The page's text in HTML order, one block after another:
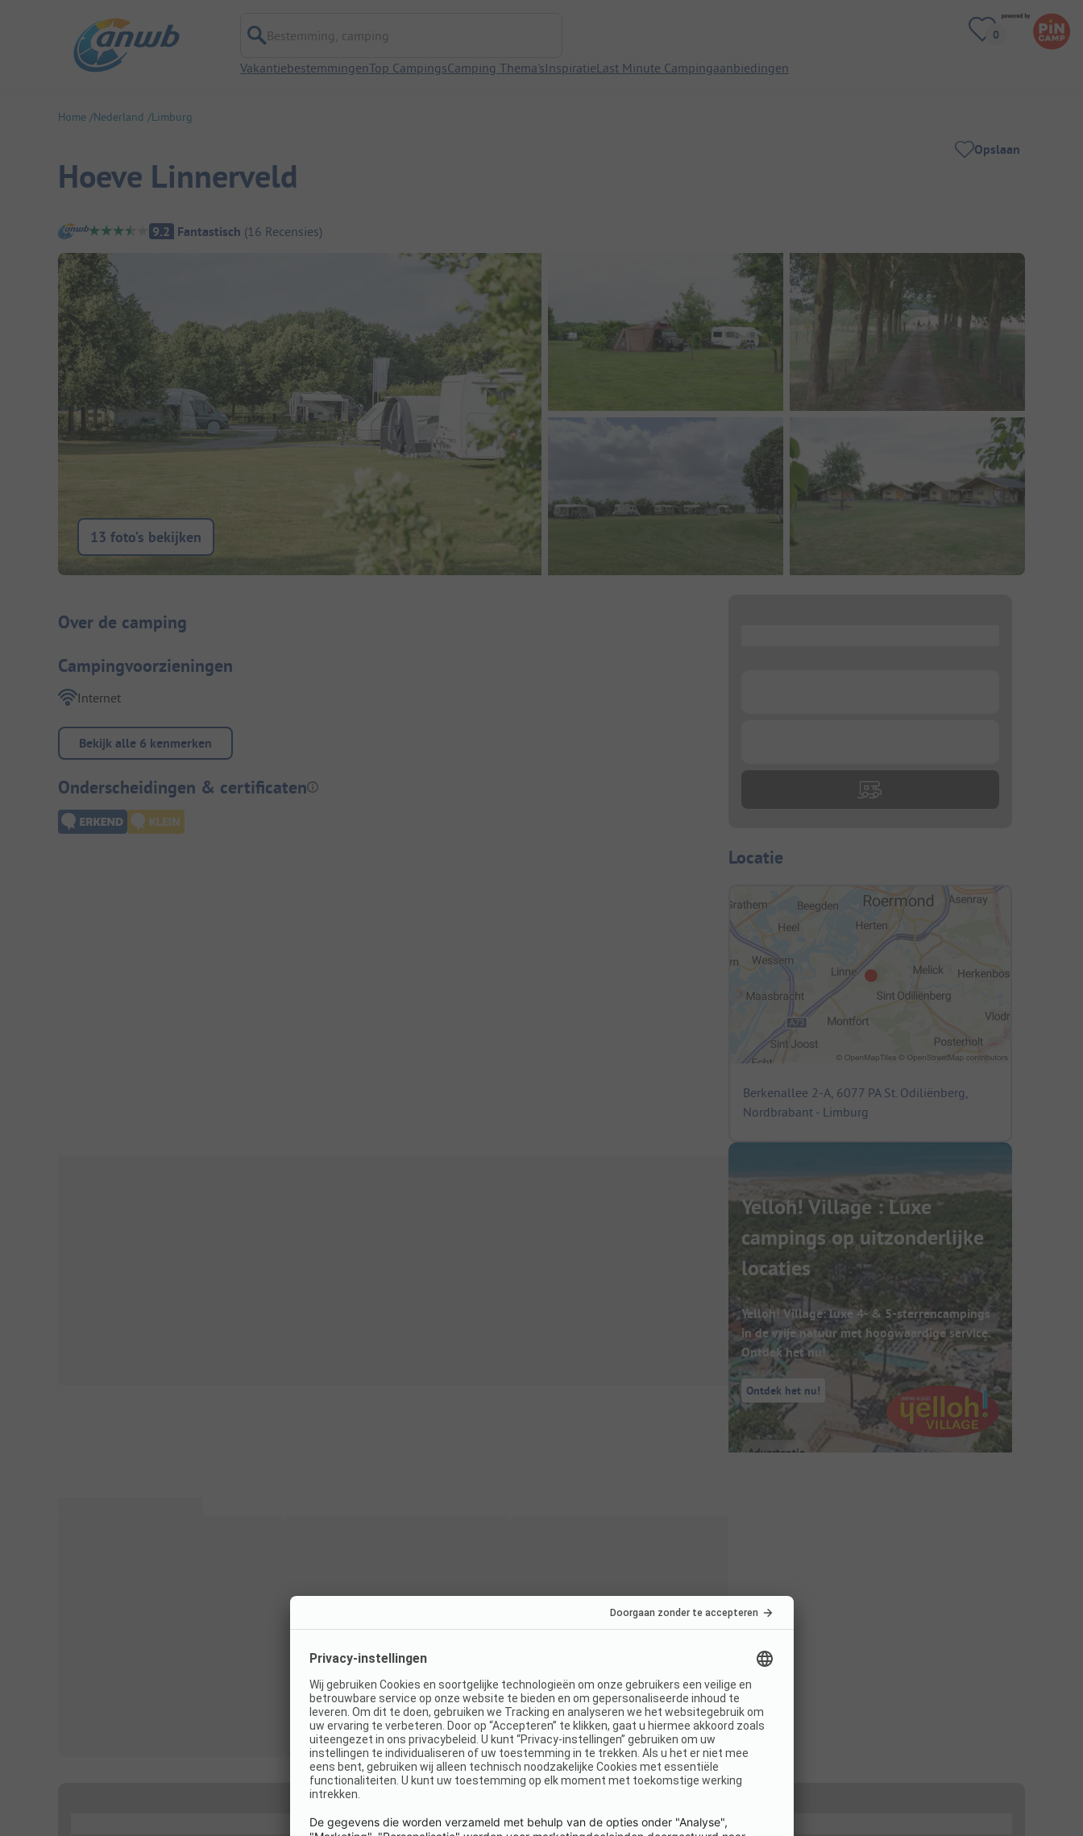
Bestemming, camping
VakantiebestemmingenTop CampingsCamping Thema'sInspiratieLast Minute Campingaanbiedingen
Home Nederland Limburg
Hoeve Linnerveld
Opslaan
Camping overzicht
9.2 Fantastisch (16 Recensies)
13 foto’s bekijken
Camping introductie
Over de camping
Campingvoorzieningen
Internet
Bekijk alle 6 kenmerken
Onderscheidingen & certificaten
Locatie
Berkenallee 2-A, 6077 PA St. Odiliënberg,
Nordbrabant - Limburg
Yelloh! Village : Luxe
campings op uitzonderlijke
locaties
Yelloh! Village: luxe 4- & 5-sterrencampings
in de vrije natuur met hoogwaardige service.
Ontdek het nu!
Ontdek het nu!